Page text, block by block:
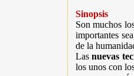
Sinopsis
Son muchos
importantes
de la
Lasnuevas
los unos con